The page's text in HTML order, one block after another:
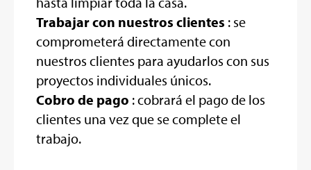
Trabajar con nuestros clientes : se
comprometerá directamente con
nuestros clientes para ayudarlos con sus
proyectos individuales únicos.
Cobro de pago : cobrará el pago de los
clientes una vez que se complete el
trabajo.